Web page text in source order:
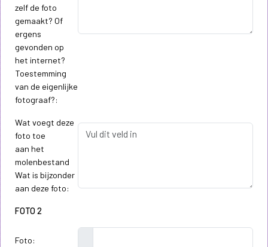
zelf de foto
gemaakt? Of
ergens
gevonden op
het internet?
Toestemming
van de eigenlijke
fotograaf?:
Wat voegt deze
foto toe
aan het
molenbestand
Wat is bijzonder
aan deze foto:
FOTO 2
Foto: